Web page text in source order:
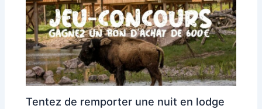
Tentez de remporter une nuit en lodge